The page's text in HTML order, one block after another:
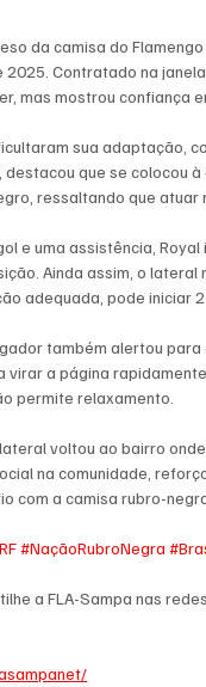
da camisa do
Contratado na
mas mostrou confiança
sua adaptação,
que se colocou
ressaltando que atuar
e uma assistência,
Ainda assim, o
adequada, pode iniciar
também alertou
virar a página
permite relaxamento.
voltou ao bairro
na comunidade,
com a camisa rubro-
#NaçãoRubroNegra
a FLA-Sampa nas